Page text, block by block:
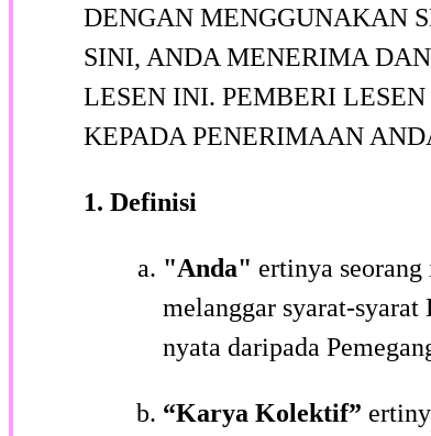
DENGAN MENGGUNAKAN
SINI, ANDA MENERIMA
LESEN INI. PEMBERI
KEPADA PENERIMAAN
1. Definisi
"Anda" ertinya
melanggar syarat-syarat
nyata daripada
“Karya Kolektif”